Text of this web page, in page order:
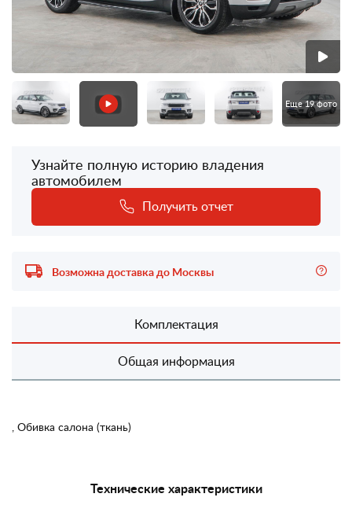
Еще 19 фото
Узнайте полную историю владения
автомобилем
Получить отчет
Возможна доставка до Москвы
Комплектация
Общая информация
, Обивка салона (ткань)
Технические характеристики